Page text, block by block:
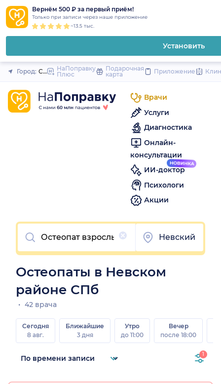
Вернём 500 ₽ за первый приём!
Только при записи через наше приложение
~13.5 тыс.
Установить
Закрыть
Город: Санкт-Петербург
НаПоправку
Плюс
Подарочная
карта
Приложение
Врачи
Услуги
Диагностика
Онлайн-
консультации
ИИ-доктор
Психологи
Акции
Очистить
Невский
Остеопаты в Невском
районе СПб
42 врача
Сегодня
8 авг.
Ближайшие
3 дня
Утро
до 11:00
Вечер
после 18:00
1